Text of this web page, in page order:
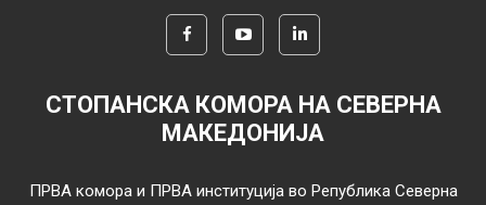
СТОПАНСКА КОМОРА НА СЕВЕРНА
МАКЕДОНИЈА
ПРВА комора и ПРВА институција во Република Северна